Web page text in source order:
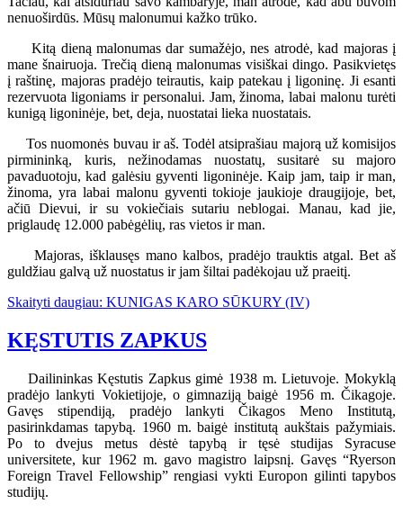
nenuoširdūs. Mūsų malonumui kažko trūko.
Kitą dieną malonumas dar sumažėjo, nes atrodė, kad majoras į
mane šnairuoja. Trečią dieną malonumas visiškai dingo. Pasikvietęs
į raštinę, majoras pradėjo teirautis, kaip patekau į ligoninę. Ji esanti
rezervuota ligoniams ir personalui. Jam, žinoma, labai malonu turėti
kunigą ligoninėje, bet, deja, nuostatai lieka nuostatais.
Tos nuomonės buvau ir aš. Todėl atsiprašiau majorą už komisijos
pirmininką, kuris, nežinodamas nuostatų, susitarė su majoro
pavaduotoju, kad galėsiu gyventi ligoninėje. Kaip jam, taip ir man,
žinoma, yra labai malonu gyventi tokioje jaukioje draugijoje, bet,
ačiū Dievui, ir su vokiečiais sutariu neblogai. Manau, kad jie,
priglaudę 12.000 pabėgėlių, ras vietos ir man.
Majoras, išklausęs mano kalbos, pradėjo trauktis atgal. Bet aš
guldžiau galvą už nuostatus ir jam šiltai padėkojau už praeitį.
Skaityti daugiau: KUNIGAS KARO SŪKURY (IV)
KĘSTUTIS ZAPKUS
Dailininkas Kęstutis Zapkus gimė 1938 m. Lietuvoje. Mokyklą
pradėjo lankyti Vokietijoje, o gimnaziją baigė 1956 m. Čikagoje.
Gavęs stipendiją, pradėjo lankyti Čikagos Meno Institutą,
pasirinkdamas tapybą. 1960 m. baigė institutą aukštais pažymiais.
Po to dvejus metus dėstė tapybą ir tęsė studijas Syracuse
universitete, kur 1962 m. gavo magistro laipsnį. Gavęs “Ryerson
Foreign Travel Fellowship” rengiasi vykti Europon gilinti tapybos
studijų.